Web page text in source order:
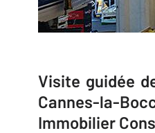
Visite guidée
Cannes-la-
Immobilier